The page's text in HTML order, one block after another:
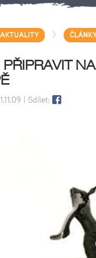
AKTUALITY > ČLÁNKY
PŘIPRAVIT
| Sdílet: